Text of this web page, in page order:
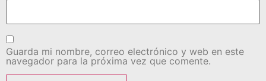
Guarda mi nombre, correo electrónico y web en este
navegador para la próxima vez que comente.